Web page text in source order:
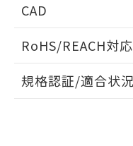
CAD
ドすることができ
ロ
RoHS/REACH対
EU RoHS 注意事項
規格認証/適合状況